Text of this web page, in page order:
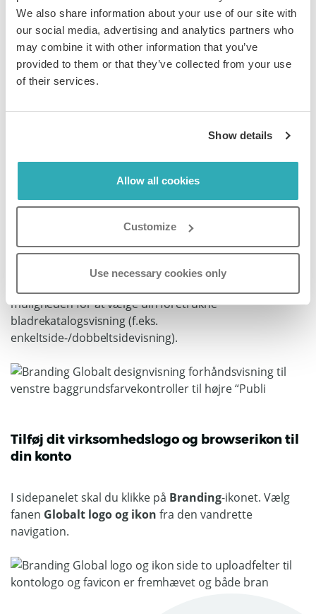
We also share information about your use of our site with
our social media, advertising and analytics partners who
may combine it with other information that you’ve
provided to them or that they’ve collected from your use
of their services.
Show details
Allow all cookies
Customize
Use necessary cookies only
Tilpas din kontos branding
I sidepanelet skal du klikke påBranding-ikonet.
uploader på din konto. Dette betyder, at hvert nyt
individuelle bladrekatalogs design.
-indstillingerne kan du redigere dit
bladrekatalogs farver, vælge om du vil have skygger på
siderne, en bladrelyd, baggrundsmusik, en
hardcoverdesigneffekt, højre-til-venstre-orientering
muligheden for at vælge din foretrukne
bladrekatalogsvisning (f.eks.
enkeltside-/dobbeltsidevisning).
Tilføj dit virksomhedslogo og browserikon til
din konto
I sidepanelet skal du klikke på Branding-ikonet. Vælg
fanen Globalt logo og ikon fra den vandrette
navigation.